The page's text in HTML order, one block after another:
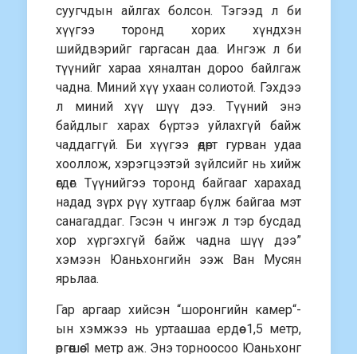
суугчдын айлгах болсон. Тэгээд л би
хүүгээ торонд хорих хүндхэн
шийдвэрийг гаргасан даа. Ингэж л би
түүнийг хараа хяналтан дороо байлгаж
чадна. Миний хүү ухаан солиотой. Гэхдээ
л миний хүү шүү дээ. Түүний энэ
байдлыг харах бүртээ уйлахгүй байж
чаддаггүй. Би хүүгээ өдөрт гурван удаа
хооллож, хэрэгцээтэй зүйлсийг нь хийж
өгдөг. Түүнийгээ торонд байгааг харахад
надад зүрх рүү хутгаар бүлж байгаа мэт
санагаддаг. Гэсэн ч ингэж л тэр бусдад
хор хүргэхгүй байж чадна шүү дээ”
хэмээн Юаньхонгийн ээж Ван Мусян
ярьлаа.
Гар аргаар хийсэн “шоронгийн камер“-
ын хэмжээ нь уртаашаа ердөө 1,5 метр,
өргөөшөө 1 метр аж. Энэ торноосоо Юаньхонг